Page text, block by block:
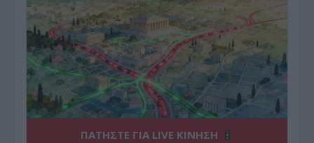
ΠΑΤΗΣΤΕ ΓΙΑ LIVE ΚΙΝΗΣΗ